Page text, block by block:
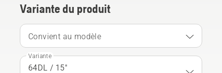
Variante du produit
Convient au modèle
Variante
64DL / 15"